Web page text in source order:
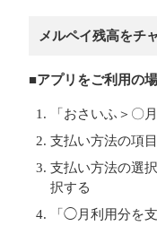
メルペイ残高をチ
■アプリをご利用の
「おさいふ＞〇
支払い方法の項
支払い方法の選
択する
「◯月利用分を